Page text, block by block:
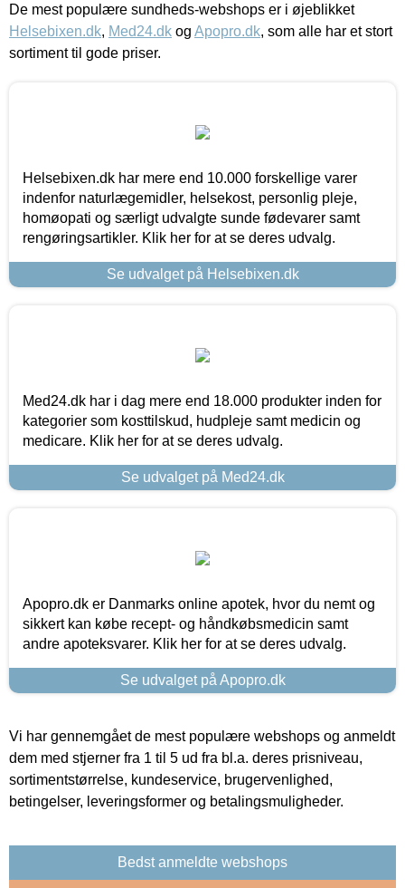
De mest populære sundheds-webshops er i øjeblikket
Helsebixen.dk, Med24.dk og Apopro.dk, som alle har et stort
sortiment til gode priser.
Helsebixen.dk har mere end 10.000 forskellige varer
indenfor naturlægemidler, helsekost, personlig pleje,
homøopati og særligt udvalgte sunde fødevarer samt
rengøringsartikler. Klik her for at se deres udvalg.
Se udvalget på Helsebixen.dk
Med24.dk har i dag mere end 18.000 produkter inden for
kategorier som kosttilskud, hudpleje samt medicin og
medicare. Klik her for at se deres udvalg.
Se udvalget på Med24.dk
Apopro.dk er Danmarks online apotek, hvor du nemt og
sikkert kan købe recept- og håndkøbsmedicin samt
andre apoteksvarer. Klik her for at se deres udvalg.
Se udvalget på Apopro.dk
Vi har gennemgået de mest populære webshops og anmeldt
dem med stjerner fra 1 til 5 ud fra bl.a. deres prisniveau,
sortimentstørrelse, kundeservice, brugervenlighed,
betingelser, leveringsformer og betalingsmuligheder.
Bedst anmeldte webshops